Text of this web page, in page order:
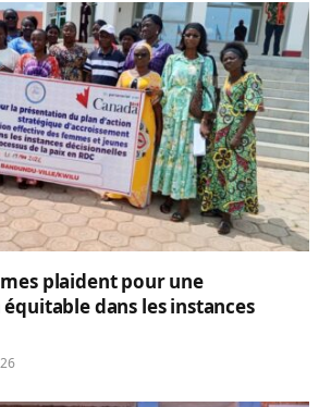
plaident pour une
dans les instances